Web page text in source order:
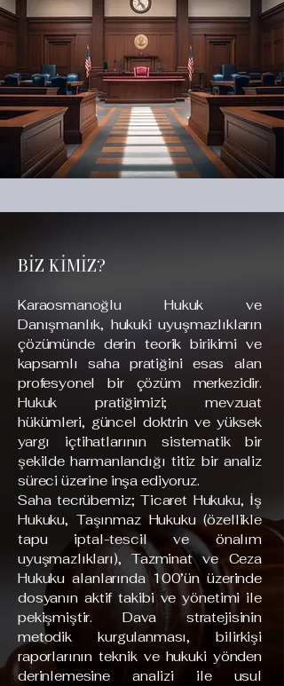
BİZ KİMİZ?
Karaosmanoğlu Hukuk ve
Danışmanlık, hukuki uyuşmazlıkların
çözümünde derin teorik birikimi ve
kapsamlı saha pratiğini esas alan
profesyonel bir çözüm merkezidir.
Hukuk pratiğimizi; mevzuat
hükümleri, güncel doktrin ve yüksek
yargı içtihatlarının sistematik bir
şekilde harmanlandığı titiz bir analiz
süreci üzerine inşa ediyoruz.
Saha tecrübemiz; Ticaret Hukuku, İş
Hukuku, Taşınmaz Hukuku (özellikle
tapu iptal-tescil ve önalım
uyuşmazlıkları), Tazminat ve Ceza
Hukuku alanlarında 100’ün üzerinde
dosyanın aktif takibi ve yönetimi ile
pekişmiştir. Dava stratejisinin
metodik kurgulanması, bilirkişi
raporlarının teknik ve hukuki yönden
derinlemesine analizi ile usul